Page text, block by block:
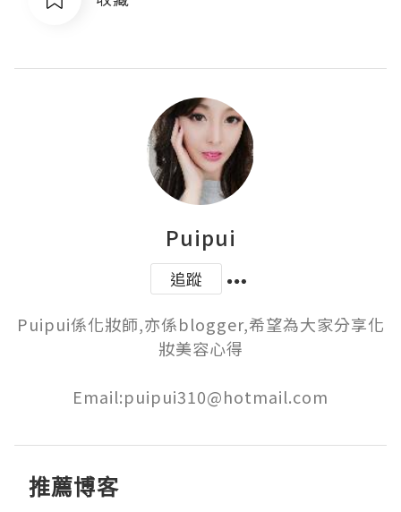
Puipui
追蹤
Puipui係化妝師,亦係blogger,希望為大家分享化
妝美容心得
Email:puipui310@hotmail.com
推薦博客